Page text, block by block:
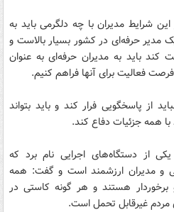
شرایط مدیران با چه دلگرمی باید به
مدیر حرفه‌ای در کشور بسیار بالاست و
کند باید به مدیران حرفه‌ای به عنوان
فعالیت برای آنها فراهم کنیم.
از پاسخگویی فرار کند و باید بتواند
همه جزئیات دفاع کند.
یکی از دستگاه‌های اجرایی نام برد که
و مدیران ارزشمند است و گفت: همه
برخوردار هستند و هر گونه کاستی در
مردم غیرقابل تحمل است.